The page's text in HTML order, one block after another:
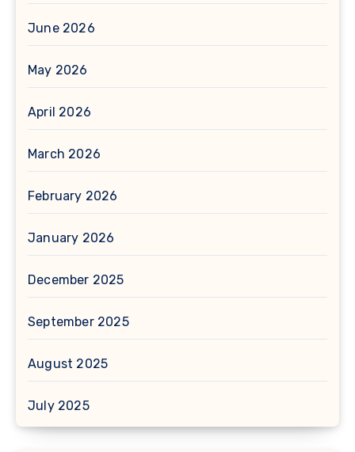
June 2026
May 2026
April 2026
March 2026
February 2026
January 2026
December 2025
September 2025
August 2025
July 2025